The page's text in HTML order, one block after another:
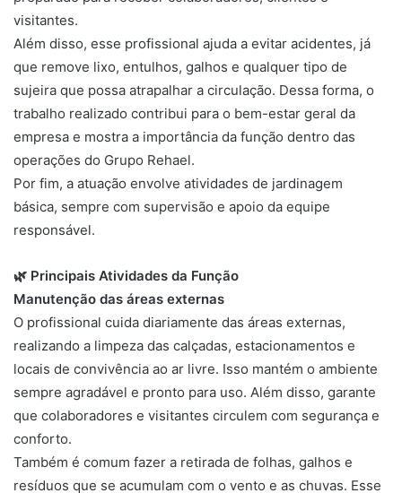
visitantes.
Além disso, esse profissional ajuda a evitar acidentes, já
que remove lixo, entulhos, galhos e qualquer tipo de
sujeira que possa atrapalhar a circulação. Dessa forma, o
trabalho realizado contribui para o bem-estar geral da
empresa e mostra a importância da função dentro das
operações do Grupo Rehael.
Por fim, a atuação envolve atividades de jardinagem
básica, sempre com supervisão e apoio da equipe
responsável.
🌿 Principais Atividades da Função
Manutenção das áreas externas
O profissional cuida diariamente das áreas externas,
realizando a limpeza das calçadas, estacionamentos e
locais de convivência ao ar livre. Isso mantém o ambiente
sempre agradável e pronto para uso. Além disso, garante
que colaboradores e visitantes circulem com segurança e
conforto.
Também é comum fazer a retirada de folhas, galhos e
resíduos que se acumulam com o vento e as chuvas. Esse